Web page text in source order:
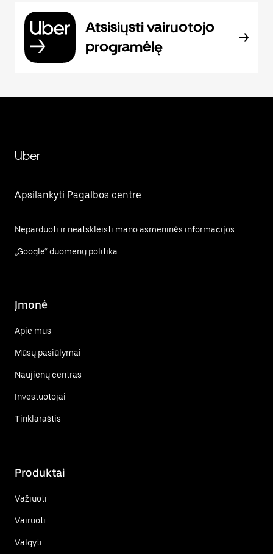
Atsisiųsti vairuotojo
programėlę
Uber
Apsilankyti Pagalbos centre
Neparduoti ir neatskleisti mano asmeninės informacijos
„Google“ duomenų politika
Įmonė
Apie mus
Mūsų pasiūlymai
Naujienų centras
Investuotojai
Tinklaraštis
Produktai
Važiuoti
Vairuoti
Valgyti